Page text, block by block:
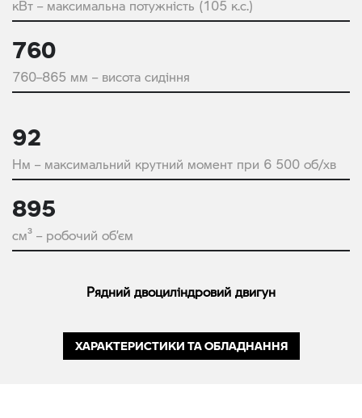
кВт – максимальна потужність (105 к.с.)
760
760–865 мм – висота сидіння
92
Нм – максимальний крутний момент при 6 500 об/хв
895
см³ – робочий об’єм
Рядний двоциліндровий двигун
ХАРАКТЕРИСТИКИ ТА ОБЛАДНАННЯ